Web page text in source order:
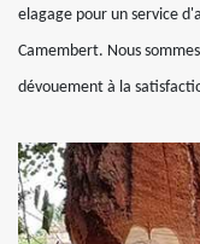
elagage pour un service
Camembert. Nous
dévouement à la